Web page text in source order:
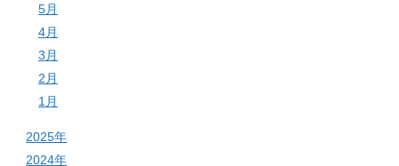
5月
4月
3月
2月
1月
2025年
2024年